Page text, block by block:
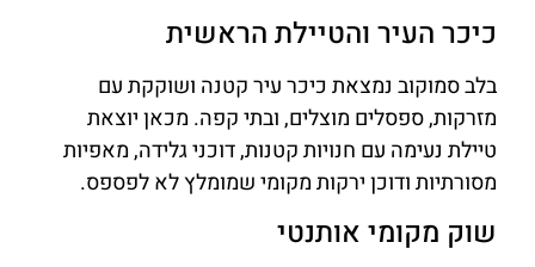
כיכר העיר והטיילת הראשית
בלב סמוקוב נמצאת כיכר עיר קטנה ושוקקת עם
מזרקות, ספסלים מוצלים, ובתי קפה. מכאן יוצאת
טיילת נעימה עם חנויות קטנות, דוכני גלידה, מאפיות
מסורתיות ודוכן ירקות מקומי שמומלץ לא לפספס.
שוק מקומי אותנטי